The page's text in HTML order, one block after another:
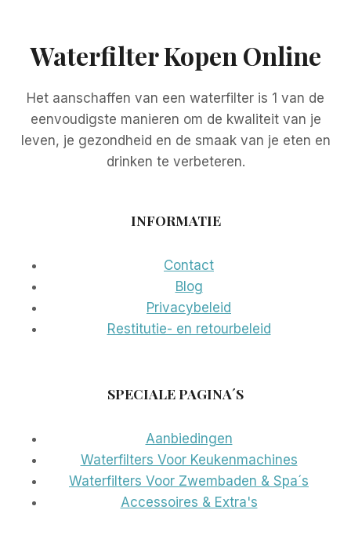
Waterfilter Kopen Online
Het aanschaffen van een waterfilter is 1 van de
eenvoudigste manieren om de kwaliteit van je
leven, je gezondheid en de smaak van je eten en
drinken te verbeteren.
INFORMATIE
Contact
Blog
Privacybeleid
Restitutie- en retourbeleid
SPECIALE PAGINA´S
Aanbiedingen
Waterfilters Voor Keukenmachines
Waterfilters Voor Zwembaden & Spa´s
Accessoires & Extra's